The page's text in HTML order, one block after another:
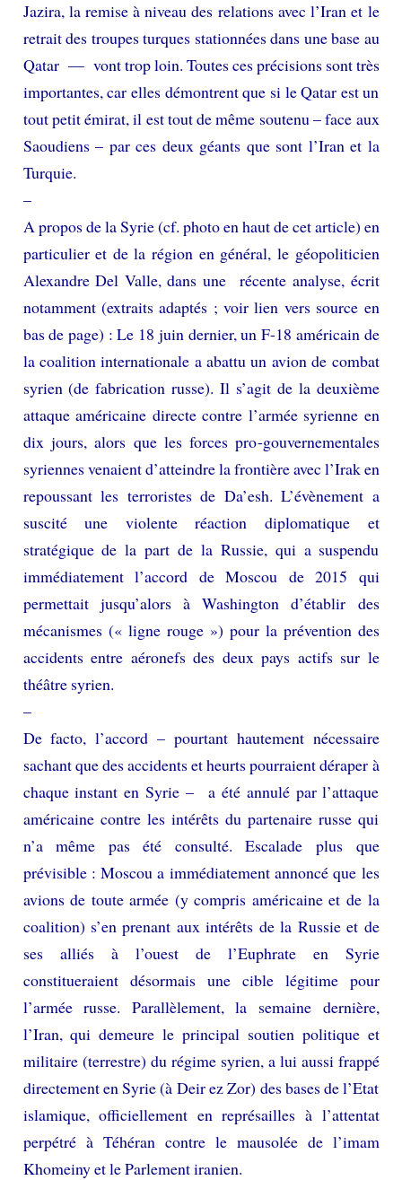
Jazira, la remise à niveau des relations avec l’Iran et le
retrait des troupes turques stationnées dans une base au
Qatar — vont trop loin. Toutes ces précisions sont très
importantes, car elles démontrent que si le Qatar est un
tout petit émirat, il est tout de même soutenu – face aux
Saoudiens – par ces deux géants que sont l’Iran et la
Turquie.
–
A propos de la Syrie (cf. photo en haut de cet article) en
particulier et de la région en général, le géopoliticien
Alexandre Del Valle, dans une récente analyse, écrit
notamment (extraits adaptés ; voir lien vers source en
bas de page) : Le 18 juin dernier, un F-18 américain de
la coalition internationale a abattu un avion de combat
syrien (de fabrication russe). Il s’agit de la deuxième
attaque américaine directe contre l’armée syrienne en
dix jours, alors que les forces pro-gouvernementales
syriennes venaient d’atteindre la frontière avec l’Irak en
repoussant les terroristes de Da’esh. L’évènement a
suscité une violente réaction diplomatique et
stratégique de la part de la Russie, qui a suspendu
immédiatement l’accord de Moscou de 2015 qui
permettait jusqu’alors à Washington d’établir des
mécanismes (« ligne rouge ») pour la prévention des
accidents entre aéronefs des deux pays actifs sur le
théâtre syrien.
–
De facto, l’accord – pourtant hautement nécessaire
sachant que des accidents et heurts pourraient déraper à
chaque instant en Syrie – a été annulé par l’attaque
américaine contre les intérêts du partenaire russe qui
n’a même pas été consulté. Escalade plus que
prévisible : Moscou a immédiatement annoncé que les
avions de toute armée (y compris américaine et de la
coalition) s’en prenant aux intérêts de la Russie et de
ses alliés à l’ouest de l’Euphrate en Syrie
constitueraient désormais une cible légitime pour
l’armée russe. Parallèlement, la semaine dernière,
l’Iran, qui demeure le principal soutien politique et
militaire (terrestre) du régime syrien, a lui aussi frappé
directement en Syrie (à Deir ez Zor) des bases de l’Etat
islamique, officiellement en représailles à l’attentat
perpétré à Téhéran contre le mausolée de l’imam
Khomeiny et le Parlement iranien.